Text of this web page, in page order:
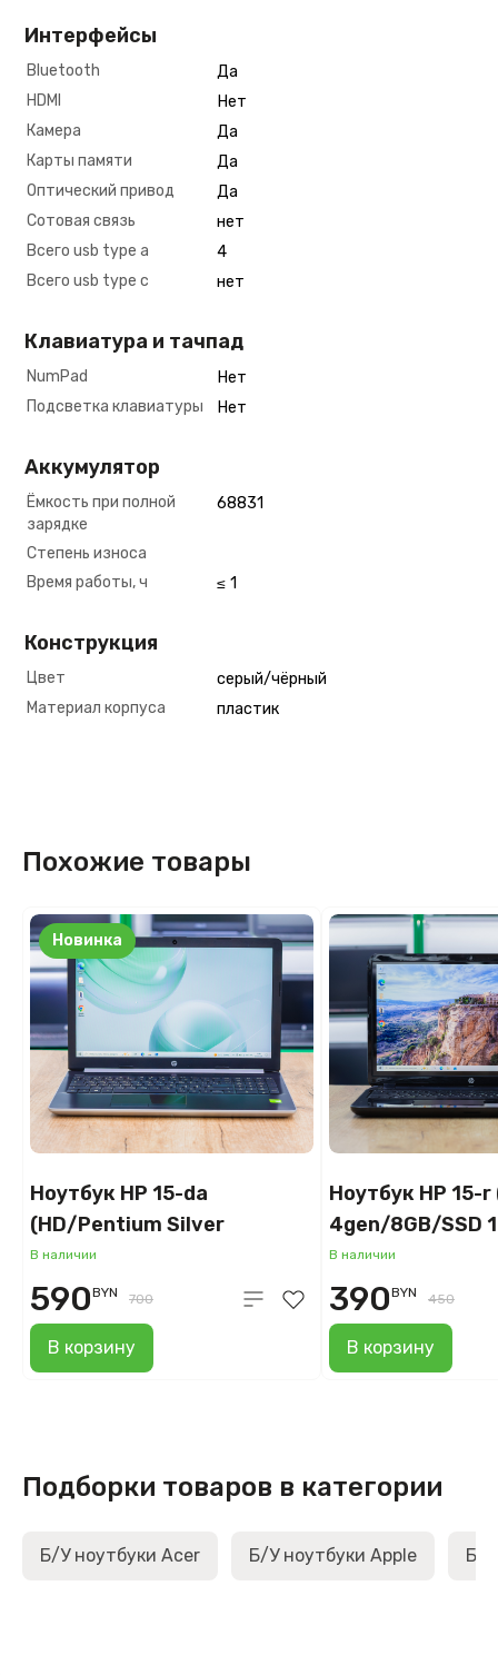
Интерфейсы
Bluetooth
Да
HDMI
Нет
Камера
Да
Карты памяти
Да
Оптический привод
Да
Сотовая связь
нет
Всего usb type a
4
Всего usb type c
нет
Клавиатура и тачпад
NumPad
Нет
Подсветка клавиатуры
Нет
Аккумулятор
Ёмкость при полной
зарядке
68831
Степень износа
Время работы, ч
≤ 1
Конструкция
Цвет
серый/чёрный
Материал корпуса
пластик
Похожие товары
Новинка
Ноутбук HP 15-da
(HD/Pentium Silver
N5000/GeForce MX110
2GB/8GB/SSD 240GB)
В наличии
В корзину
590BYN 700
Ноутбук HP 15-
4gen/8GB/SSD
В наличии
В корзину
390BYN 450
Подборки товаров в категории
Б/У ноутбуки Acer Б/У ноутбуки Apple Б/У